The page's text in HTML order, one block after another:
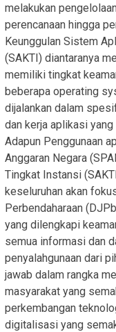
melakukan
perencanaan hingga
Keunggulan Sistem
(SAKTI) diantaranya
memiliki tingkat
beberapa operating
dijalankan dalam
dan kerja aplikasi
Adapun Penggunaan
Anggaran Negara
Tingkat Instansi
keseluruhan akan
Perbendaharaan
yang dilengkapi
semua informasi dan
penyalahgunaan dari
jawab dalam rangka
masyarakat yang
perkembangan
digitalisasi yang